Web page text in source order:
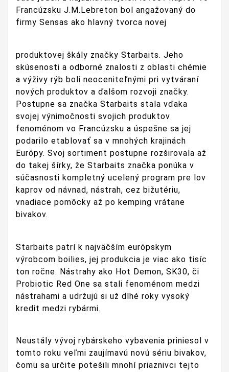
Francúzsku J.M.Lebreton bol angažovaný do
firmy Sensas ako hlavný tvorca novej
produktovej škály značky Starbaits. Jeho
skúsenosti a odborné znalosti z oblasti chémie
a výživy rýb boli neoceniteľnými pri vytváraní
nových produktov a ďalšom rozvoji značky.
Postupne sa značka Starbaits stala vďaka
svojej výnimočnosti svojich produktov
fenoménom vo Francúzsku a úspešne sa jej
podarilo etablovať sa v mnohých krajinách
Európy. Svoj sortiment postupne rozširovala až
do takej šírky, že Starbaits značka ponúka v
súčasnosti kompletný ucelený program pre lov
kaprov od návnad, nástrah, cez bižutériu,
vnadiace pomôcky až po kemping vrátane
bivakov.
Starbaits patrí k najväčším európskym
výrobcom boilies, jej produkcia je viac ako tisíc
ton ročne. Nástrahy ako Hot Demon, SK30, či
Probiotic Red One sa stali fenoménom medzi
nástrahami a udržujú si už dlhé roky vysoký
kredit medzi rybármi.
Neustály vývoj rybárskeho vybavenia priniesol v
tomto roku veľmi zaujímavú novú sériu bivakov,
čomu sa určite potešili mnohí priaznivci tejto